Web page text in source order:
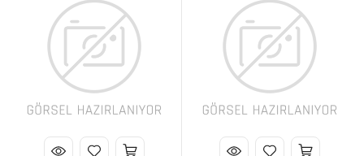
Küçük Ev Aletleri